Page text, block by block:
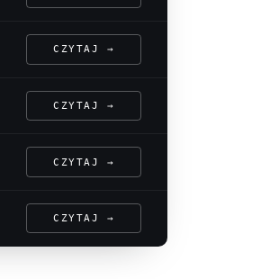
CZYTAJ →
CZYTAJ →
CZYTAJ →
CZYTAJ →